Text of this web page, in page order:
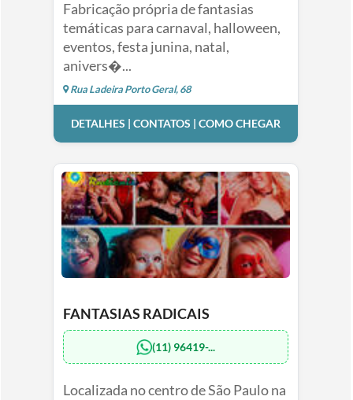
Fabricação própria de fantasias
temáticas para carnaval, halloween,
eventos, festa junina, natal,
anivers�...
Rua Ladeira Porto Geral, 68
DETALHES | CONTATOS | COMO CHEGAR
FANTASIAS RADICAIS
(11) 96419-...
Localizada no centro de São Paulo na